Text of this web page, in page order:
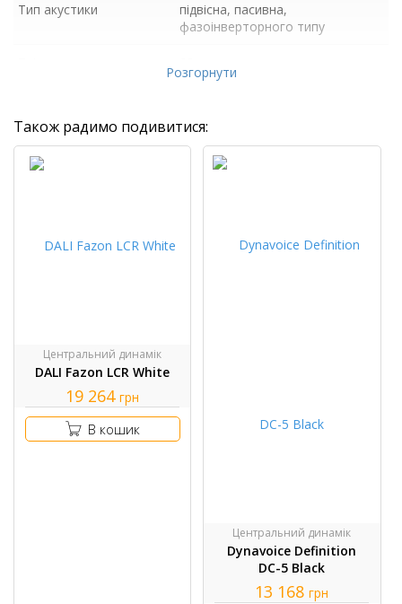
Тип акустики
підвісна, пасивна,
фазоінверторного типу
Розгорнути
Також радимо подивитися:
Центральний динамік
DALI Fazon LCR White
19 264 грн
В кошик
Центральний динамік
Dynavoice Definition
DC-5 Black
13 168 грн